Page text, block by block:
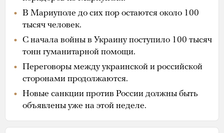
В Мариуполе до сих пор остаются около 100
тысяч человек.
С начала войны в Украину поступило 100 тысяч
тонн гуманитарной помощи.
Переговоры между украинской и российской
сторонами продолжаются.
Новые санкции против России должны быть
объявлены уже на этой неделе.